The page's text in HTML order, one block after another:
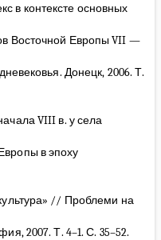
в контексте основных
Восточной Европы VII —
Донецк, 2006. Т.
VIII в. у села
в эпоху
// Проблеми на
2007. Т. 4–1. С. 35–52.